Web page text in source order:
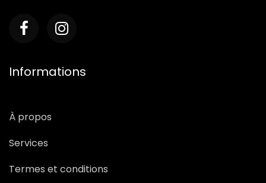
Informations
À propos
Services
Termes et conditions